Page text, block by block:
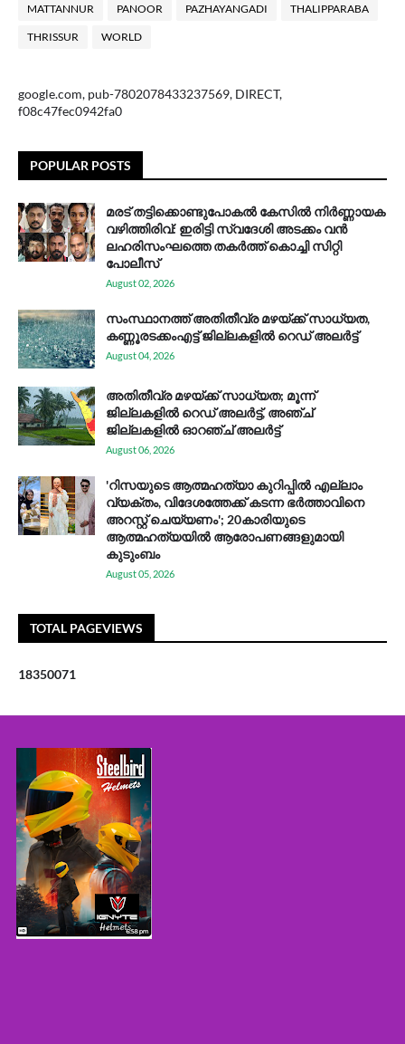
MATTANNUR PANOOR PAZHAYANGADI THALIPPARABA
THRISSUR WORLD
google.com, pub-7802078433237569, DIRECT,
f08c47fec0942fa0
POPULAR POSTS
മരട് തട്ടിക്കൊണ്ടുപോകൽ കേസിൽ നിർണ്ണായക
വഴിത്തിരിവ്: ഇരിട്ടി സ്വദേശി അടക്കം വൻ
ലഹരിസംഘത്തെ തകർത്ത് കൊച്ചി സിറ്റി
പോലീസ്
August 02, 2026
സം​സ്ഥാ​ന​ത്ത് അ​തി​തീ​വ്ര മ​ഴ​യ്ക്ക് സാ​ധ്യ​ത,
കണ്ണൂരടക്കംഎ​ട്ട് ജി​ല്ല​ക​ളി​ൽ റെ​ഡ് അ​ലർ​ട്ട്
August 04, 2026
അതിതീവ്ര മഴയ്ക്ക് സാധ്യത; മൂന്ന്
ജില്ലകളിൽ റെഡ് അലർട്ട്, അഞ്ച്
ജില്ലകളിൽ ഓറഞ്ച് അലർട്ട്
August 06, 2026
'റിസയുടെ ആത്മഹത്യാ കുറിപ്പിൽ എല്ലാം
വ്യക്തം, വിദേശത്തേക്ക് കടന്ന ഭർത്താവിനെ
അറസ്റ്റ് ചെയ്യണം'; 20കാരിയുടെ
ആത്മഹത്യയിൽ ആരോപണങ്ങളുമായി
കുടുംബം
August 05, 2026
TOTAL PAGEVIEWS
18350071